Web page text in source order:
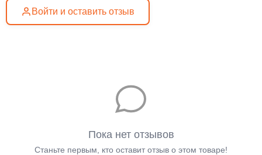
Войти и оставить отзыв
Пока нет отзывов
Станьте первым, кто оставит отзыв о этом товаре!